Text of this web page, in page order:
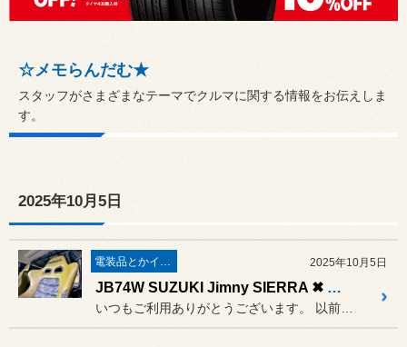
☆メモらんだむ★
スタッフがさまざまなテーマでクルマに関する情報をお伝えしま
す。
2025年10月5日
電装品とかインテリア 2025年10月5日
JB74W SUZUKI Jimny SIERRA ✖ BRIDE EUROGHOST X olive green（Passenger Seat）